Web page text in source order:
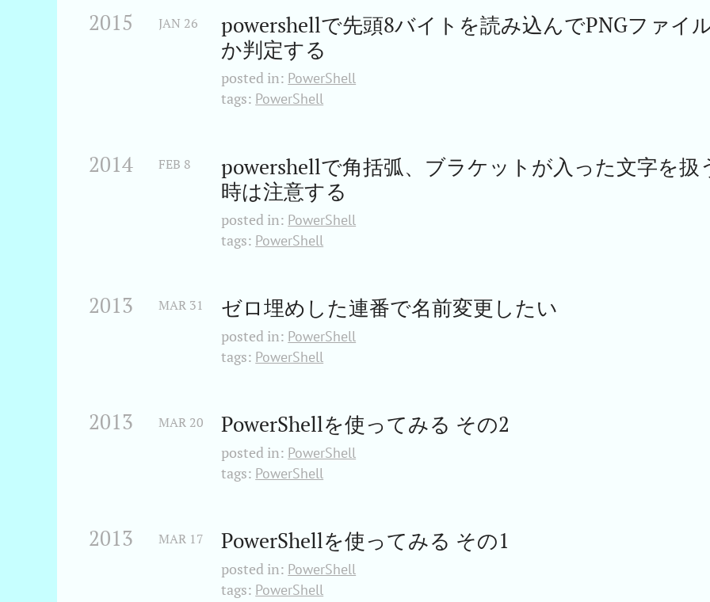
2015
powershellで先頭8バイトを読み込んでPNGファイ
か判定する
JAN 26
posted in: PowerShell
tags: PowerShell
2014
powershellで角括弧、ブラケットが入った文字を扱
時は注意する
FEB 8
posted in: PowerShell
tags: PowerShell
2013 ゼロ埋めした連番で名前変更したい
MAR 31
posted in: PowerShell
tags: PowerShell
2013 PowerShellを使ってみる その2
MAR 20
posted in: PowerShell
tags: PowerShell
2013 PowerShellを使ってみる その1
MAR 17
posted in: PowerShell
tags: PowerShell